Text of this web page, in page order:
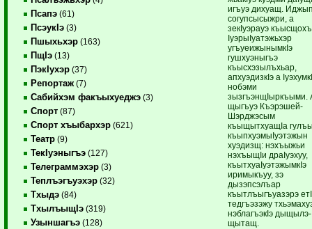
Псапэ (61)
ПсэукIэ (3)
Пшыхьхэр (163)
ПщIэ (13)
ПэкIухэр (37)
Репортаж (7)
Сабийхэм факъыхуеджэ (3)
Спорт (87)
Спорт хъыбархэр (621)
Театр (9)
ТекIуэныгъэ (127)
Телеграммэхэр (3)
Теплъэгъуэхэр (32)
Тхыдэ (84)
ТхылъыщIэ (319)
Узыншагъэ (128)
игъуэ дихуащ.
согупсысыжри, а
зекIуэрауэ
IуэрыIуатэжьхэр
угъуеижынымкIэ
гушхуэныгъэ
къысхэзылъхьар,
апхуэдизкIэ а
нобэми
зызгъэнщIыркъыми.
щыгъуэ Къэрэшей-
Шэрджэсым
къыщытхуащIа
къыпхуэмыIуэтэжын
хуэдизщ: нэхъыжьи
нэхъыщIи драIуэхуу,
къытхуаIуэтэжымкIэ
иримыкъуу, зэ
дызэпсэлъар
къытлъыгъуазэрэ
тедгъэзэжу
нэблагъэкIэ
щытащ.